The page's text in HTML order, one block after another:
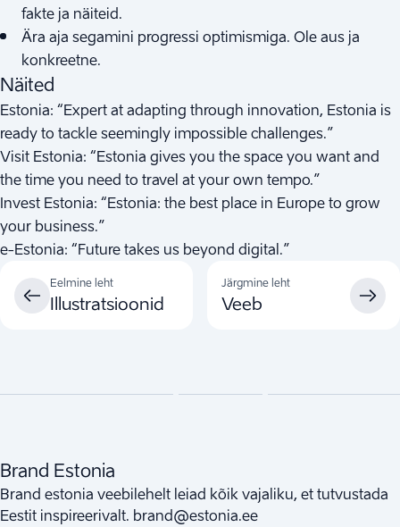
fakte ja näiteid.
Ära aja segamini progressi optimismiga. Ole aus ja
konkreetne.
Näited
Estonia: “Expert at adapting through innovation, Estonia is
ready to tackle seemingly impossible challenges.”
Visit Estonia: “Estonia gives you the space you want and
the time you need to travel at your own tempo.”
Invest Estonia: “Estonia: the best place in Europe to grow
your business.”
e-Estonia: “Future takes us beyond digital.”
Eelmine leht
Illustratsioonid
Järgmine leht
Veeb
Brand Estonia
Brand estonia veebilehelt leiad kõik vajaliku, et tutvustada
Eestit inspireerivalt. brand@estonia.ee